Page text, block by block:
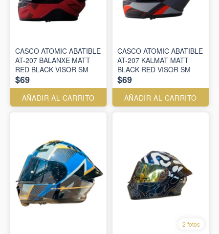
CASCO ATOMIC ABATIBLE
AT-207 BALANXE MATT
RED BLACK VISOR SM
$69
AÑADIR AL CARRITO
CASCO ATOMIC ABATIBLE
AT-207 KALMAT MATT
BLACK RED VISOR SM
$69
AÑADIR AL CARRITO
2 fotos